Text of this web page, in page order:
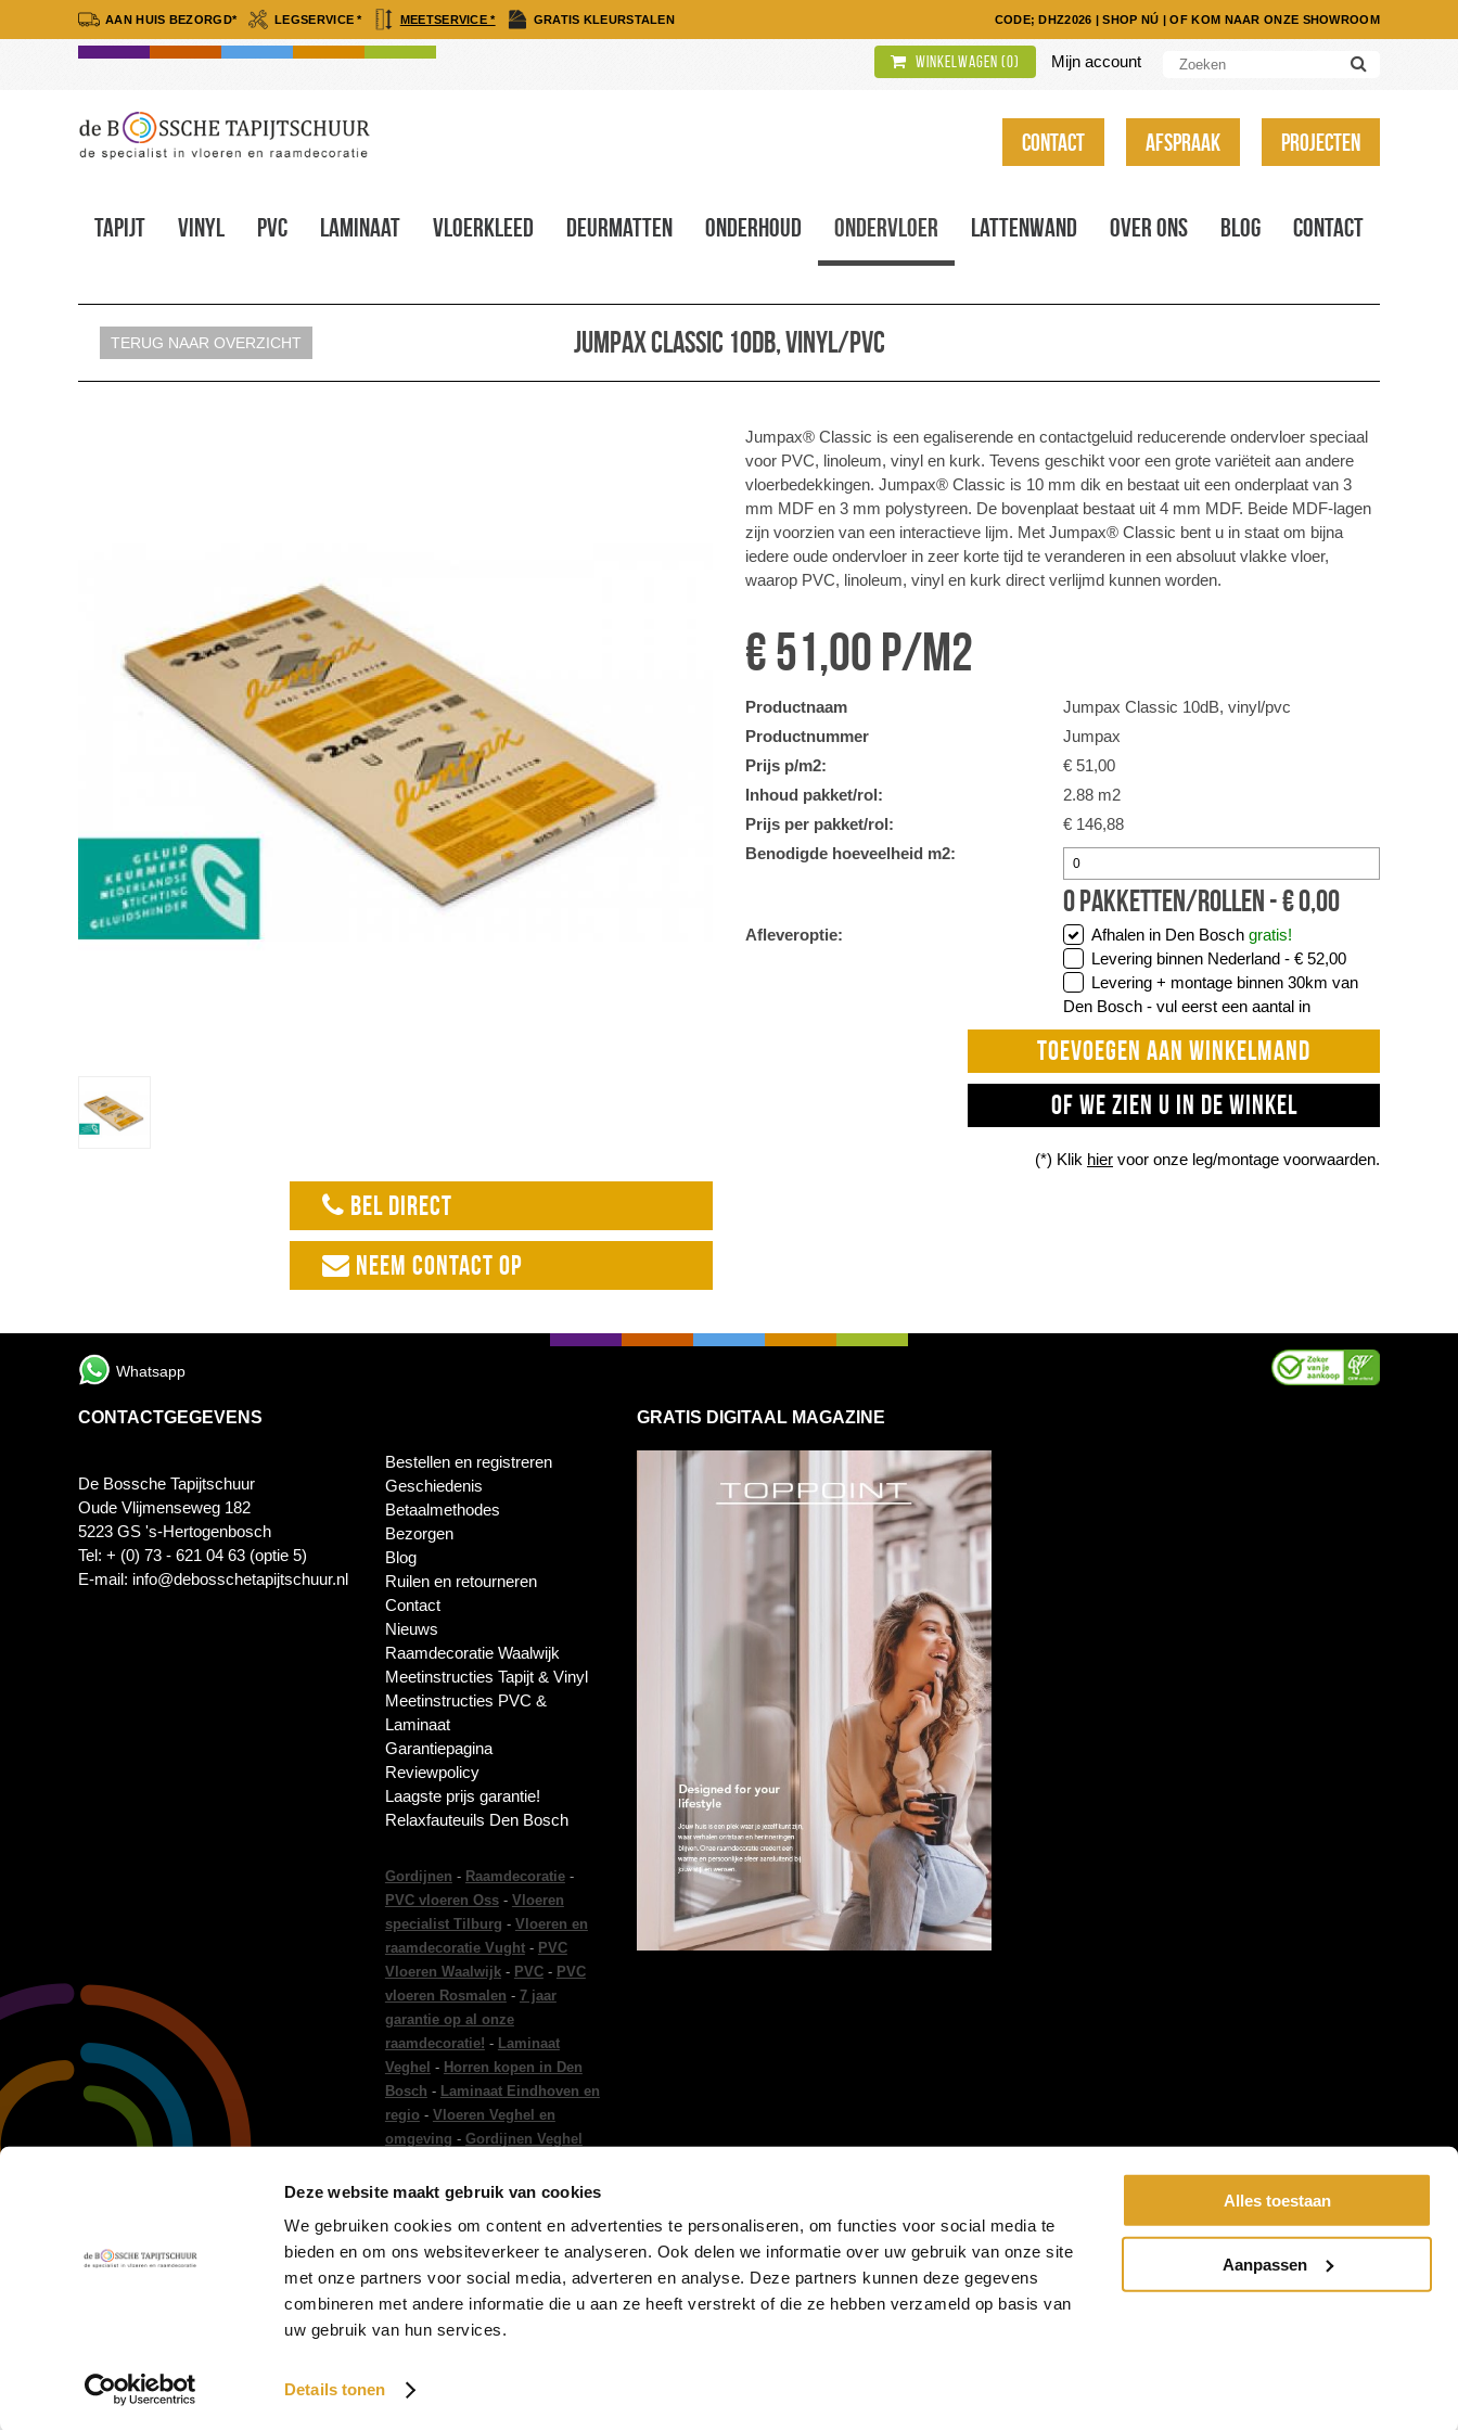
Deze website maakt gebruik van cookies
We gebruiken cookies om content en advertenties te personaliseren, om functies voor social media te
bieden en om ons websiteverkeer te analyseren. Ook delen we informatie over uw gebruik van onze site
met onze partners voor social media, adverteren en analyse. Deze partners kunnen deze gegevens
combineren met andere informatie die u aan ze heeft verstrekt of die ze hebben verzameld op basis van
uw gebruik van hun services.
Details tonen
Alles toestaan
Aanpassen
AAN HUIS BEZORGD* LEGSERVICE * MEETSERVICE * GRATIS KLEURSTALEN CODE; DHZ2026 |SHOP NÚ |OF KOM NAAR ONZE SHOWROOM
Winkelwagen (0) Mijn account
Contact Afspraak Projecten
Tapijt Vinyl Pvc Laminaat Vloerkleed Deurmatten Onderhoud Ondervloer Lattenwand Over ons Blog Contact
TERUG NAAR OVERZICHT Jumpax Classic 10dB, vinyl/pvc
BEL DIRECT
NEEM CONTACT OP
Jumpax® Classic is een egaliserende en contactgeluid reducerende ondervloer speciaal
voor PVC, linoleum, vinyl en kurk. Tevens geschikt voor een grote variëteit aan andere
vloerbedekkingen. Jumpax® Classic is 10 mm dik en bestaat uit een onderplaat van 3
mm MDF en 3 mm polystyreen. De bovenplaat bestaat uit 4 mm MDF. Beide MDF-lagen
zijn voorzien van een interactieve lijm. Met Jumpax® Classic bent u in staat om bijna
iedere oude ondervloer in zeer korte tijd te veranderen in een absoluut vlakke vloer,
waarop PVC, linoleum, vinyl en kurk direct verlijmd kunnen worden.
€ 51,00 p/m2
Productnaam
Jumpax Classic 10dB, vinyl/pvc
Productnummer
Jumpax
Prijs p/m2:
€ 51,00
Inhoud pakket/rol:
2.88 m2
Prijs per pakket/rol:
€ 146,88
Benodigde hoeveelheid m2:
0pakketten/rollen -€0,00
Afleveroptie: Afhalen in Den Bosch gratis!
Levering binnen Nederland - € 52,00
Levering + montage binnen 30km van
Den Bosch - vul eerst een aantal in
TOEVOEGEN AAN WINKELMAND
OF WE ZIEN U IN DE WINKEL
(*) Klik hier voor onze leg/montage voorwaarden.
Whatsapp
CONTACTGEGEVENS
De Bossche Tapijtschuur
Oude Vlijmenseweg 182
5223 GS 's-Hertogenbosch
Tel: + (0) 73 - 621 04 63 (optie 5)
E-mail: info@debosschetapijtschuur.nl
Bestellen en registreren
Geschiedenis
Betaalmethodes
Bezorgen
Blog
Ruilen en retourneren
Contact
Nieuws
Raamdecoratie Waalwijk
Meetinstructies Tapijt & Vinyl
Meetinstructies PVC &
Laminaat
Garantiepagina
Reviewpolicy
Laagste prijs garantie!
Relaxfauteuils Den Bosch
Gordijnen - Raamdecoratie-
PVC vloeren Oss- Vloeren
specialist Tilburg - Vloeren en
raamdecoratie Vught- PVC
Vloeren Waalwijk- PVC- PVC
vloeren Rosmalen - 7 jaar
garantie op al onze
raamdecoratie! - Laminaat
Veghel - Horren kopen in Den
Bosch - Laminaat Eindhoven en
regio- Vloeren Veghel en
omgeving - Gordijnen Veghel
Gordijnen Eindhoven- Vloeren
Woninginrichting in Den Bosch
-Vloer leggen in Den Bosch
GRATIS DIGITAAL MAGAZINE
All Content Copyright 2026 - De Bossche Tapijtschuur
PVC & Laminaat-